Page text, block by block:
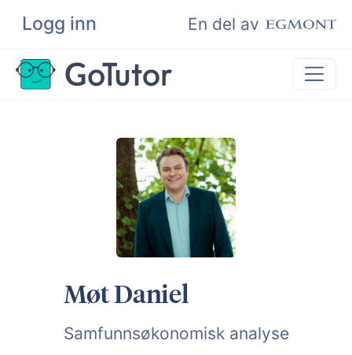
Logg inn En del av
Søk
Privatundervisning
Matematikk
Eksamenshjelp
Bli privatlærer
Møt Daniel
Samfunnsøkonomisk analyse